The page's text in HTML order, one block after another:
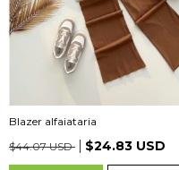
Blazer alfaiataria
$44.07 USD
$24.83 USD